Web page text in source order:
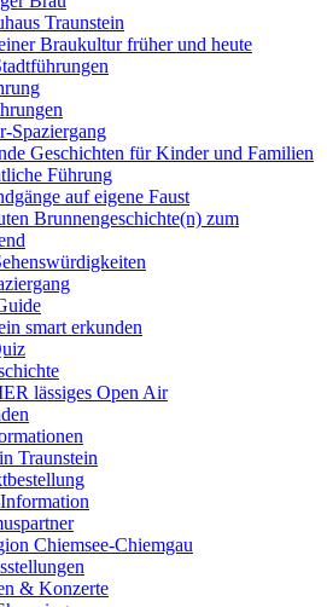
Traunstein
Braukultur früher und heute
Spaziergang
Geschichten für Kinder und Familien
Führung
auf eigene Faust
Brunnengeschichte(n) zum
smart erkunden
lässiges Open Air
Traunstein
Chiemsee-Chiemgau
& Konzerte